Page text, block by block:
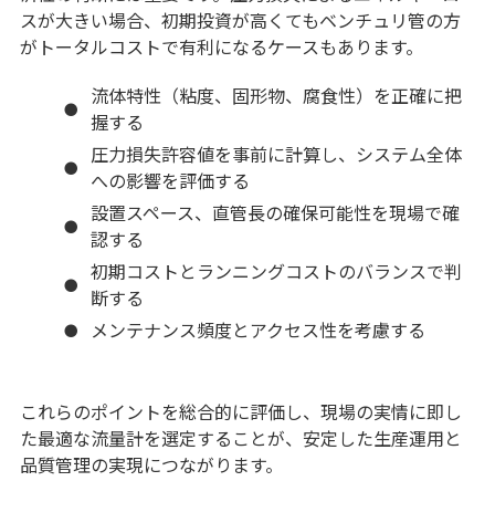
スが大きい場合、初期投資が高くてもベンチュリ管の方
がトータルコストで有利になるケースもあります。
流体特性（粘度、固形物、腐食性）を正確に把
握する
圧力損失許容値を事前に計算し、システム全体
への影響を評価する
設置スペース、直管長の確保可能性を現場で確
認する
初期コストとランニングコストのバランスで判
断する
メンテナンス頻度とアクセス性を考慮する
これらのポイントを総合的に評価し、現場の実情に即し
た最適な流量計を選定することが、安定した生産運用と
品質管理の実現につながります。